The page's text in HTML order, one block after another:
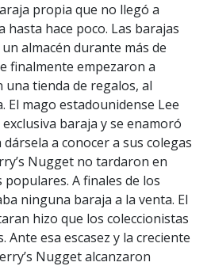
propia que no llegó a
hasta hace poco. Las barajas
almacén durante más de
finalmente empezaron a
una tienda de regalos, al
El mago estadounidense Lee
baraja y se enamoró
a conocer a sus colegas
Nugget no tardaron en
populares. A finales de los
ninguna baraja a la venta. El
hizo que los coleccionistas
Ante esa escasez y la creciente
Nugget alcanzaron